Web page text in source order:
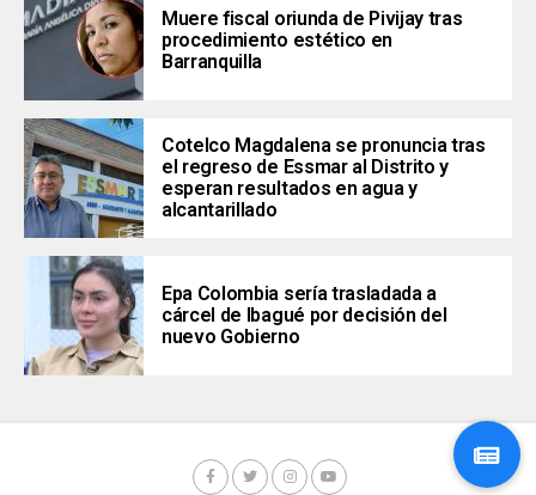
Muere fiscal oriunda de Pivijay tras
procedimiento estético en
Barranquilla
Cotelco Magdalena se pronuncia tras
el regreso de Essmar al Distrito y
esperan resultados en agua y
alcantarillado
Epa Colombia sería trasladada a
cárcel de Ibagué por decisión del
nuevo Gobierno